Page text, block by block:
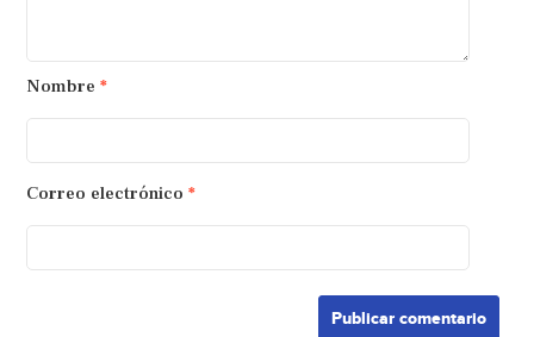
Nombre *
Correo electrónico *